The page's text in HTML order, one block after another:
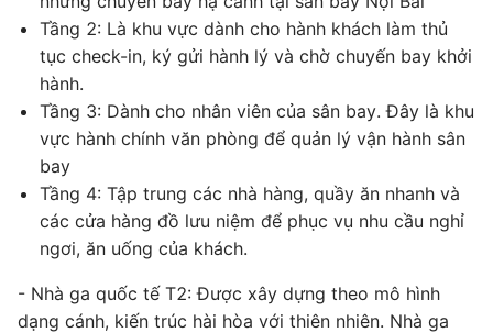
Tầng 2: Là khu vực dành cho hành khách làm thủ
tục check-in, ký gửi hành lý và chờ chuyến bay khởi
hành.
Tầng 3: Dành cho nhân viên của sân bay. Đây là khu
vực hành chính văn phòng để quản lý vận hành sân
bay
Tầng 4: Tập trung các nhà hàng, quầy ăn nhanh và
các cửa hàng đồ lưu niệm để phục vụ nhu cầu nghỉ
ngơi, ăn uống của khách.
- Nhà ga quốc tế T2: Được xây dựng theo mô hình
dạng cánh, kiến trúc hài hòa với thiên nhiên. Nhà ga